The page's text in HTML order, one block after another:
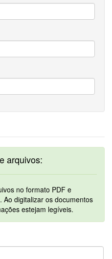
arquivos:
no formato PDF e
estejam legíveis.